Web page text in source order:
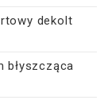
dekolt
błyszcząca